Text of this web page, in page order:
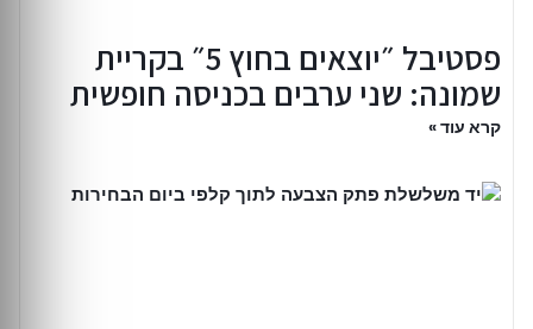
פסטיבל ״יוצאים בחוץ 5״ בקריית
שמונה: שני ערבים בכניסה חופשית
קרא עוד »